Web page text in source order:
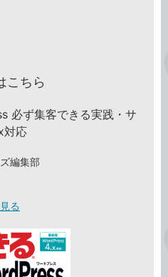
こちら
必ず集客できる実践・サ
対応
編集部
る